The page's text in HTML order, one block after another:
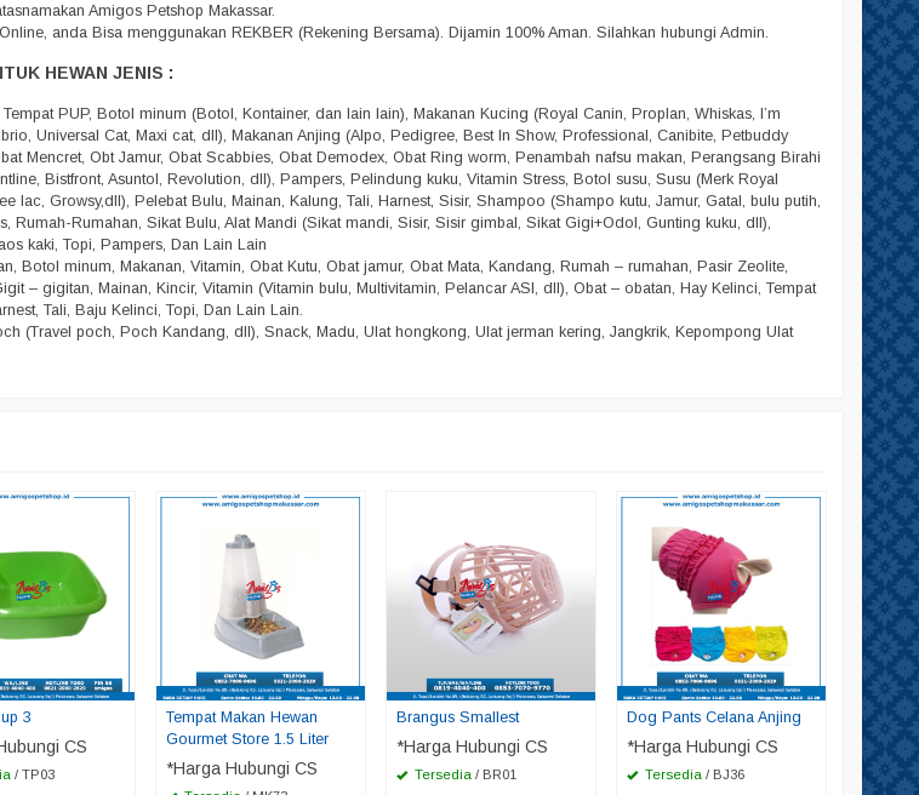
Amigos Petshop Makassar.
anda Bisa menggunakan REKBER (Rekening Bersama). Dijamin 100% Aman. Silahkan hubungi Admin.
HEWAN JENIS :
Tempat PUP, Botol minum (Botol, Kontainer, dan lain lain), Makanan Kucing (Royal Canin, Proplan, Whiskas, I’m
Universal Cat, Maxi cat, dll), Makanan Anjing (Alpo, Pedigree, Best In Show, Professional, Canibite, Petbuddy
Mencret, Obt Jamur, Obat Scabbies, Obat Demodex, Obat Ring worm, Penambah nafsu makan, Perangsang Birahi
Bistfront, Asuntol, Revolution, dll), Pampers, Pelindung kuku, Vitamin Stress, Botol susu, Susu (Merk Royal
lac, Growsy,dll), Pelebat Bulu, Mainan, Kalung, Tali, Harnest, Sisir, Shampoo (Shampo kutu, Jamur, Gatal, bulu putih,
Rumah-Rumahan, Sikat Bulu, Alat Mandi (Sikat mandi, Sisir, Sisir gimbal, Sikat Gigi+Odol, Gunting kuku, dll),
kaki, Topi, Pampers, Dan Lain Lain
Botol minum, Makanan, Vitamin, Obat Kutu, Obat jamur, Obat Mata, Kandang, Rumah – rumahan, Pasir Zeolite,
– gigitan, Mainan, Kincir, Vitamin (Vitamin bulu, Multivitamin, Pelancar ASI, dll), Obat – obatan, Hay Kelinci, Tempat
Tali, Baju Kelinci, Topi, Dan Lain Lain.
(Travel poch, Poch Kandang, dll), Snack, Madu, Ulat hongkong, Ulat jerman kering, Jangkrik, Kepompong Ulat
3
CS
/ TP03
Tempat Makan Hewan
Gourmet Store 1.5 Liter
*Harga Hubungi CS
Brangus Smallest
*Harga Hubungi CS
Tersedia / BR01
Dog Pants Celana Anjing
*Harga Hubungi CS
Tersedia / BJ36